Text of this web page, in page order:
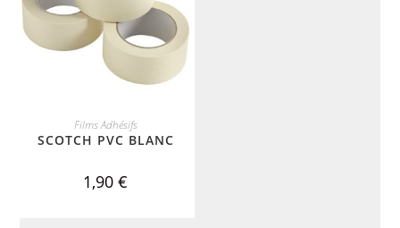
ADD TO CART
Films Adhésifs
SCOTCH PVC BLANC
1,90€